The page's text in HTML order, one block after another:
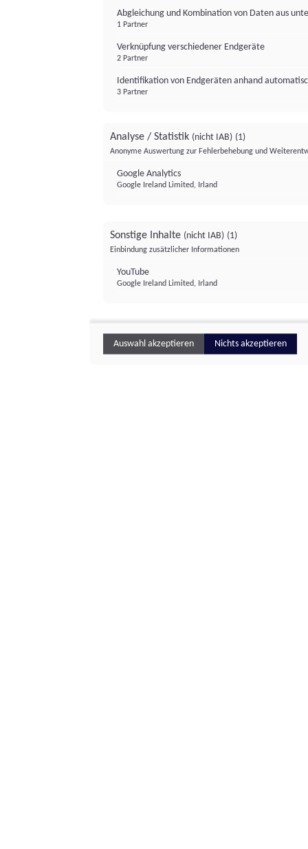
Abgleichung und Kombination von Daten aus
1 Partner
Verknüpfung verschiedener Endgeräte
2 Partner
Identifikation von Endgeräten anhand
3 Partner
Analyse / Statistik (nicht IAB) (1)
Anonyme Auswertung zur Fehlerbehebung und
Google Analytics
Google Ireland Limited, Irland
Sonstige Inhalte (nicht IAB) (1)
Einbindung zusätzlicher Informationen
YouTube
Google Ireland Limited, Irland
Auswahl akzeptieren Nichts akzeptieren